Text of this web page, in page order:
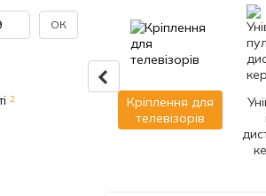
Кріплення для
телевізорів
ОК
2